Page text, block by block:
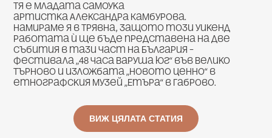
Тя е младата самоука
артистка Александра Камбурова.
Намираме я в Трявна, защото този уикенд
работата ѝ ще бъде представена на две
събития в тази част на България –
фестивала „48 часа Варуша юг“ във Велико
Търново и изложбата „Новото ценно“ в
етнографския музей „Етъра“ в Габрово.
ВИЖ ЦЯЛАТА СТАТИЯ